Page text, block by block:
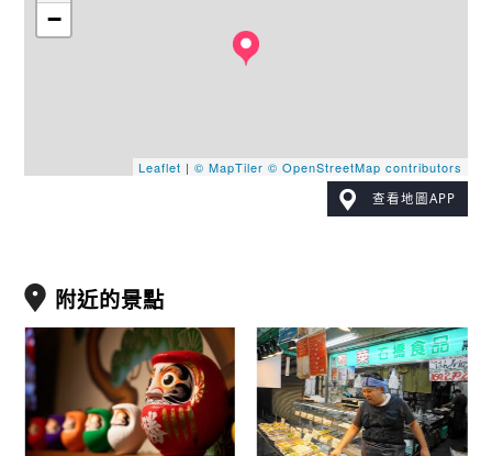
−
Leaflet | © MapTiler © OpenStreetMap contributors
查看地圖APP
附近的景點